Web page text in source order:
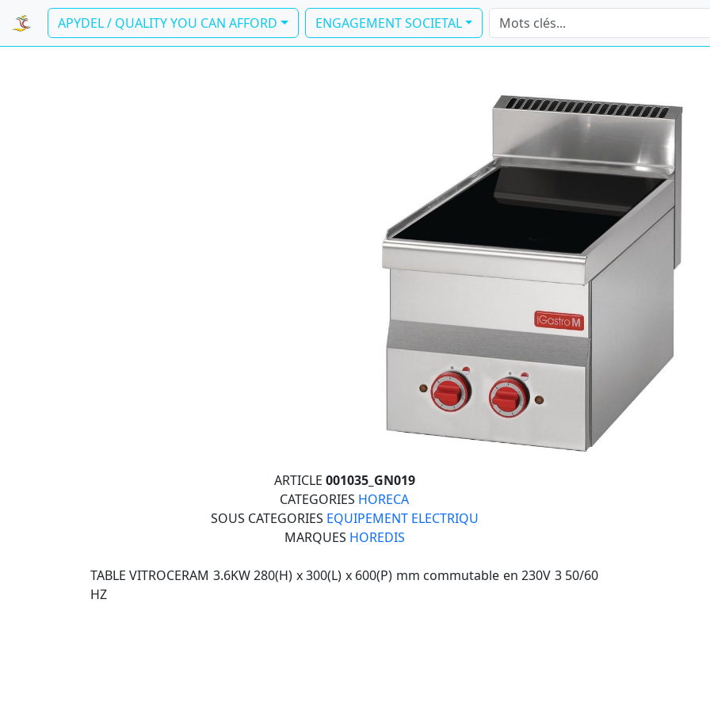
APYDEL / QUALITY YOU CAN AFFORD ENGAGEMENT SOCIETAL
ARTICLE 001035_GN019
CATEGORIES HORECA
SOUS CATEGORIES EQUIPEMENT ELECTRIQU
MARQUES HOREDIS
TABLE VITROCERAM 3.6KW 280(H) x 300(L) x 600(P) mm commutable en 230V 3 50/60
HZ